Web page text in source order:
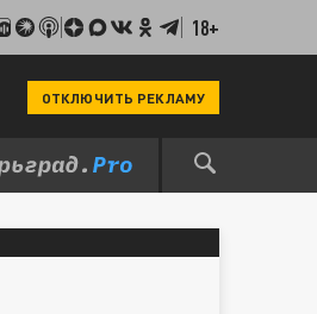
18+
ОТКЛЮЧИТЬ РЕКЛАМУ